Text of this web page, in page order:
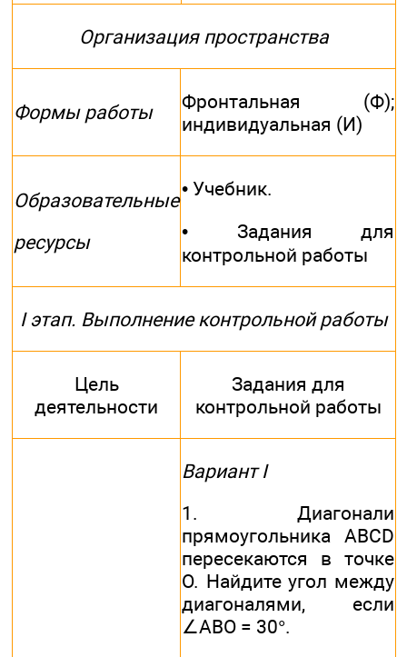
Организация пространства
Формы работы
Фронтальная (Ф);
индивидуальная (И)
Образовательные
ресурсы
• Учебник.
• Задания для
контрольной работы
I этап. Выполнение контрольной работы
Цель
деятельности
Задания для
контрольной работы
Вариант I
1. Диагонали
прямоугольника ABCD
пересекаются в точке
О. Найдите угол между
диагоналями, если
∠ABO = 30°.